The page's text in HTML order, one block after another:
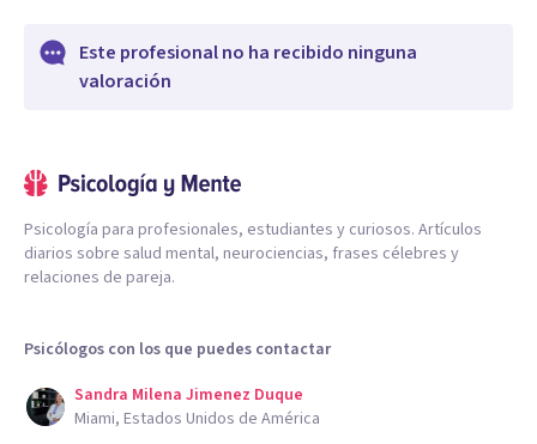
Este profesional no ha recibido ninguna
valoración
Psicología para profesionales, estudiantes y curiosos. Artículos
diarios sobre salud mental, neurociencias, frases célebres y
relaciones de pareja.
Psicólogos con los que puedes contactar
Sandra Milena Jimenez Duque
Miami, Estados Unidos de América